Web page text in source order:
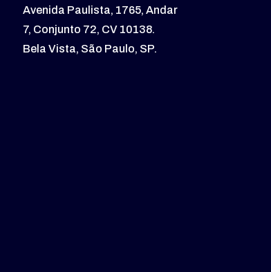
Avenida Paulista, 1765, Andar
7, Conjunto 72, CV 10138.
Bela Vista, São Paulo, SP.